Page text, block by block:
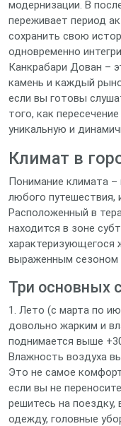
модернизации. В
переживает период
сохранить свою
одновременно
Канкрабари Дован –
камень и каждый
если вы готовы
того, как
уникальную и
Климат в
Понимание климата
любого путешествия,
Расположенный в
находится в зоне
характеризующегося
выраженным сезоном
Три основных
1. Лето (с марта по
довольно жарким и
поднимается выше
Влажность воздуха
Это не самое
если вы не
решитесь на поездку,
одежду, головные